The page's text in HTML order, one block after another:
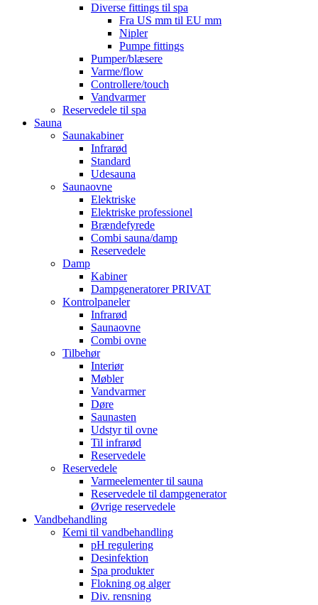
Diverse fittings til spa
Fra US mm til EU mm
Nipler
Pumpe fittings
Pumper/blæsere
Varme/flow
Controllere/touch
Vandvarmer
Reservedele til spa
Sauna
Saunakabiner
Infrarød
Standard
Udesauna
Saunaovne
Elektriske
Elektriske professionel
Brændefyrede
Combi sauna/damp
Reservedele
Damp
Kabiner
Dampgeneratorer PRIVAT
Kontrolpaneler
Infrarød
Saunaovne
Combi ovne
Tilbehør
Interiør
Møbler
Vandvarmer
Døre
Saunasten
Udstyr til ovne
Til infrarød
Reservedele
Reservedele
Varmeelementer til sauna
Reservedele til dampgenerator
Øvrige reservedele
Vandbehandling
Kemi til vandbehandling
pH regulering
Desinfektion
Spa produkter
Flokning og alger
Div. rensning